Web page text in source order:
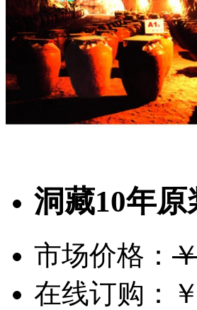
洞藏10年原
市场价格：
在线订购：